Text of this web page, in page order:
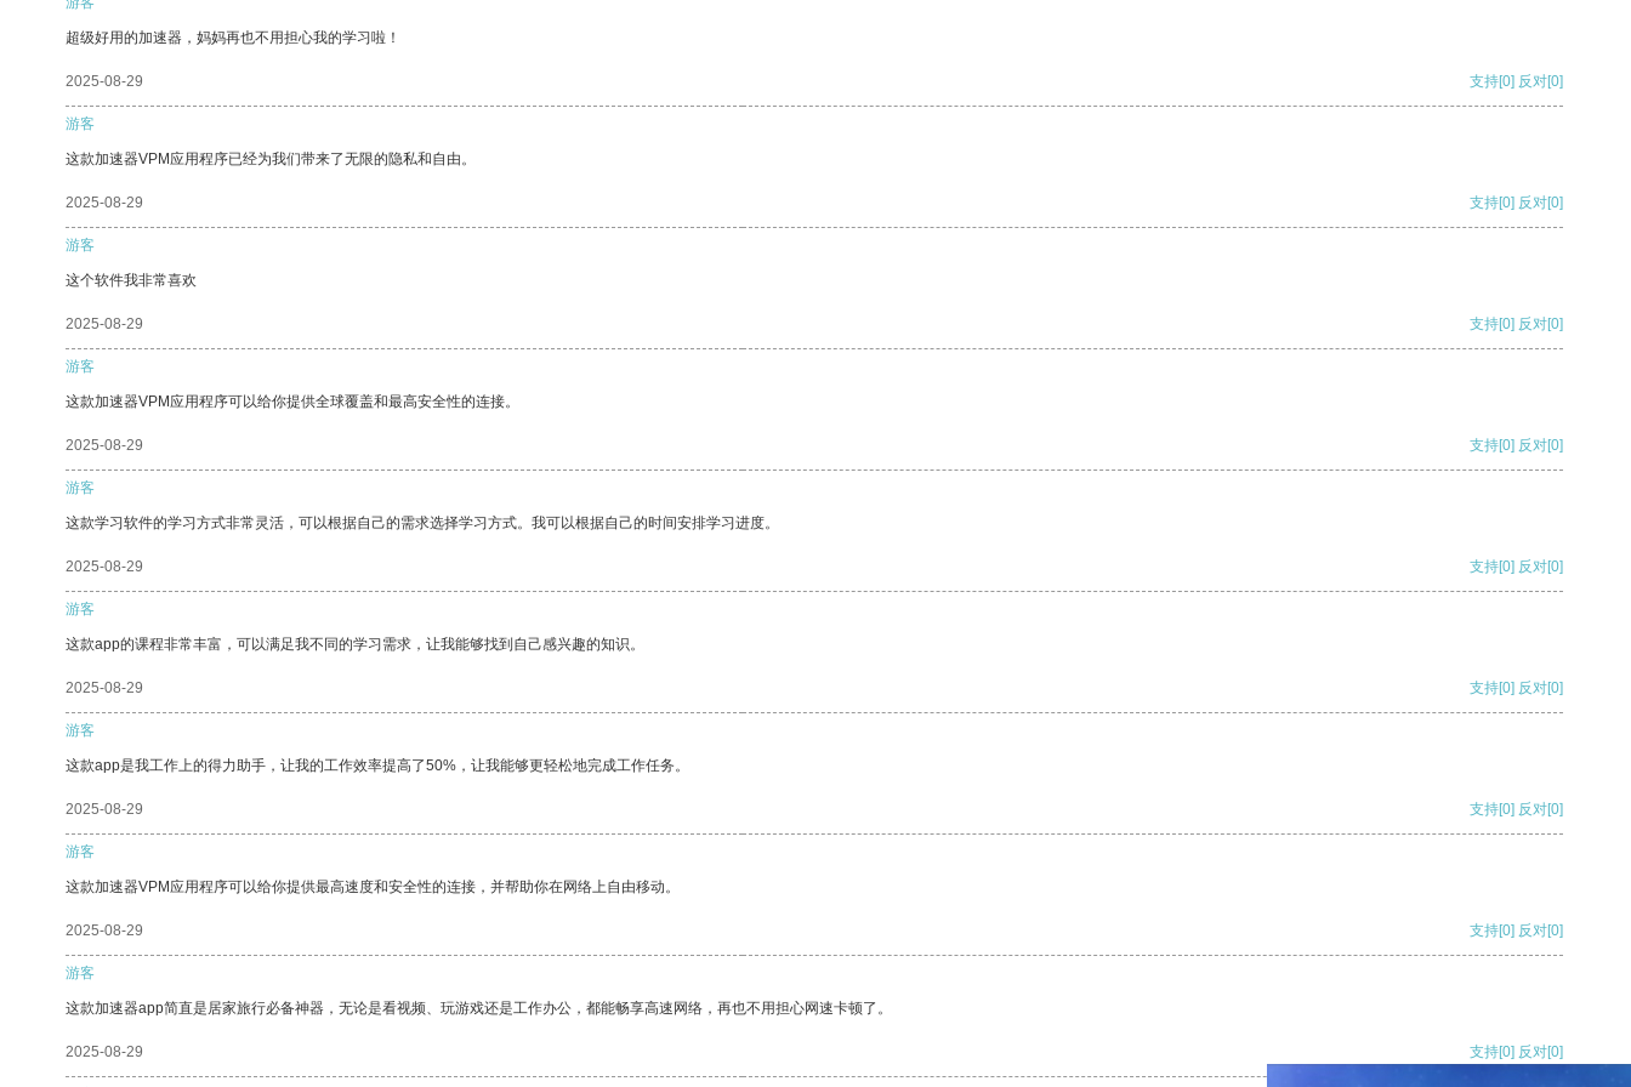
超级好用的加速器，妈妈再也不用担心我的学习啦！
2025-08-29 支持[0] 反对[0]
游客
这款加速器VPM应用程序已经为我们带来了无限的隐私和自由。
2025-08-29 支持[0] 反对[0]
游客
这个软件我非常喜欢
2025-08-29 支持[0] 反对[0]
游客
这款加速器VPM应用程序可以给你提供全球覆盖和最高安全性的连接。
2025-08-29 支持[0] 反对[0]
游客
这款学习软件的学习方式非常灵活，可以根据自己的需求选择学习方式。我可以根据自己的时间安排学习进度。
2025-08-29 支持[0] 反对[0]
游客
这款app的课程非常丰富，可以满足我不同的学习需求，让我能够找到自己感兴趣的知识。
2025-08-29 支持[0] 反对[0]
游客
这款app是我工作上的得力助手，让我的工作效率提高了50%，让我能够更轻松地完成工作任务。
2025-08-29 支持[0] 反对[0]
游客
这款加速器VPM应用程序可以给你提供最高速度和安全性的连接，并帮助你在网络上自由移动。
2025-08-29 支持[0] 反对[0]
游客
这款加速器app简直是居家旅行必备神器，无论是看视频、玩游戏还是工作办公，都能畅享高速网络，再也不用担心网速卡顿了。
2025-08-29 支持[0] 反对[0]